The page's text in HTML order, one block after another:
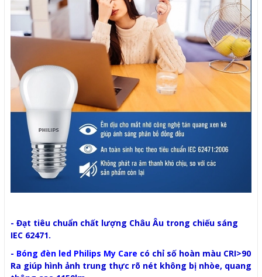
- Đạt tiêu chuẩn chất lượng Châu Âu trong chiếu sáng
IEC 62471.
- Bóng đèn led Philips My Care có chỉ số hoàn màu CRI>90
Ra giúp hình ảnh trung thực rõ nét không bị nhòe, quang